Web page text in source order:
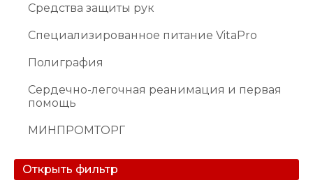
Средства защиты рук
Специализированное питание VitaPro
Полиграфия
Сердечно-легочная реанимация и первая
помощь
МИНПРОМТОРГ
Открыть фильтр